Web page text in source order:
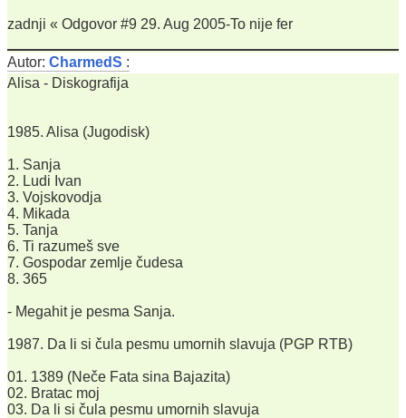
zadnji « Odgovor #9 29. Aug 2005-To nije fer
Autor: CharmedS :
Alisa - Diskografija
1985. Alisa (Jugodisk)
1. Sanja
2. Ludi Ivan
3. Vojskovodja
4. Mikada
5. Tanja
6. Ti razumeš sve
7. Gospodar zemlje čudesa
8. 365
- Megahit je pesma Sanja.
1987. Da li si čula pesmu umornih slavuja (PGP RTB)
01. 1389 (Neče Fata sina Bajazita)
02. Bratac moj
03. Da li si čula pesmu umornih slavuja